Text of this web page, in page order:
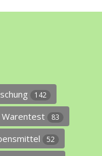
142
Warentest 83
52